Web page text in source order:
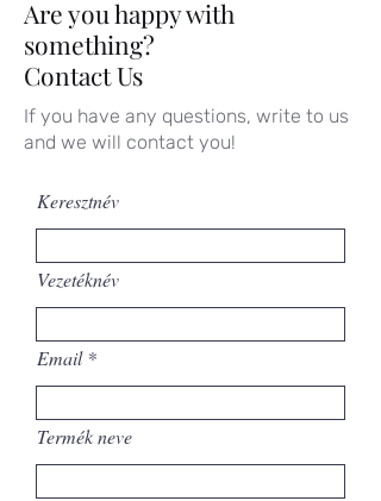
Are you happy with
something?
Contact Us
If you have any questions, write to us
and we will contact you!
Keresztnév
Vezetéknév
Email
Termék neve